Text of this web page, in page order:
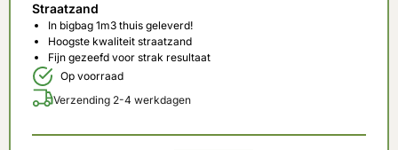
Straatzand
In bigbag 1m3 thuis geleverd!
Hoogste kwaliteit straatzand
Fijn gezeefd voor strak resultaat
Op voorraad
Verzending 2-4 werkdagen